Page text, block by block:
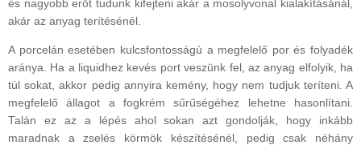
és nagyobb erőt tudunk kifejteni akár a mosolyvonal kialakításánál,
akár az anyag terítésénél.
A porcelán esetében kulcsfontosságú a megfelelő por és folyadék
aránya. Ha a liquidhez kevés port veszünk fel, az anyag elfolyik, ha
túl sokat, akkor pedig annyira kemény, hogy nem tudjuk teríteni. A
megfelelő állagot a fogkrém sűrűségéhez lehetne hasonlítani.
Talán ez az a lépés ahol sokan azt gondolják, hogy inkább
maradnak a zselés körmök készítésénél, pedig csak néhány